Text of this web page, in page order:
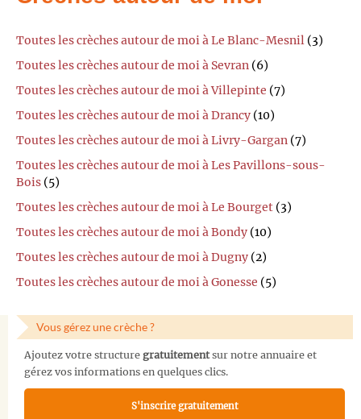
Toutes les crèches autour de moi à Le Blanc-Mesnil (3)
Toutes les crèches autour de moi à Sevran (6)
Toutes les crèches autour de moi à Villepinte (7)
Toutes les crèches autour de moi à Drancy (10)
Toutes les crèches autour de moi à Livry-Gargan (7)
Toutes les crèches autour de moi à Les Pavillons-sous-
Bois (5)
Toutes les crèches autour de moi à Le Bourget (3)
Toutes les crèches autour de moi à Bondy (10)
Toutes les crèches autour de moi à Dugny (2)
Toutes les crèches autour de moi à Gonesse (5)
Vous gérez une crèche ?
Ajoutez votre structure gratuitementsur notre annuaire et
gérez vos informations en quelques clics.
S'inscrire gratuitement